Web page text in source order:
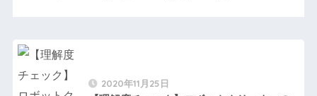
2020年11月25日